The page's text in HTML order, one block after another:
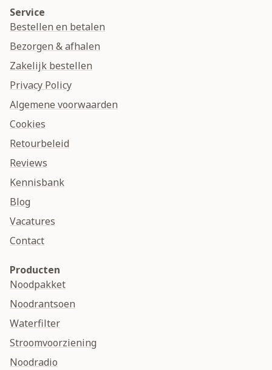
Service
Bestellen en betalen
Bezorgen & afhalen
Zakelijk bestellen
Privacy Policy
Algemene voorwaarden
Cookies
Retourbeleid
Reviews
Kennisbank
Blog
Vacatures
Contact
Producten
Noodpakket
Noodrantsoen
Waterfilter
Stroomvoorziening
Noodradio